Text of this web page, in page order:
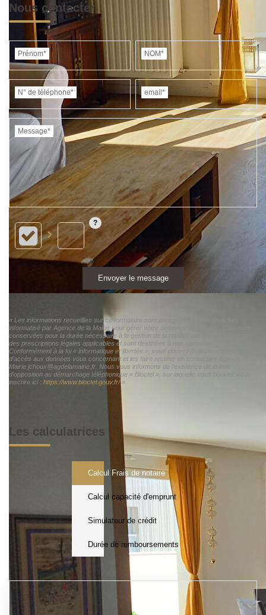
Nous contacter
Prénom* NOM*
N° de téléphone* email*
Message*
Envoyer le message
« Les informations recueillies sur ce formulaire sont enregistrées dans un fichier
informatisé par Agence de la Mairie pour gérer votre demande de contact. Elles sont
conservées pour la durée nécessaire à la gestion de la relation client dans le respect
des prescriptions légales applicables et sont destinées à nos conseillers
Conformément à la loi « informatique et libertés », vous pouvez exercer votre droit
d'accès aux données vous concernant et les faire rectifier en contactant Agence de la
Mairie jchoux@agdelamairie.fr. Nous vous informons de l'existence de la liste
d'opposition au démarchage téléphonique « Bloctel », sur laquelle vous pouvez vous
inscrire ici : https://www.bloctel.gouv.fr/»
Les calculatrices
Calcul Frais de notaire
Calcul capacité d'emprunt
Simulateur de crédit
Durée de remboursements